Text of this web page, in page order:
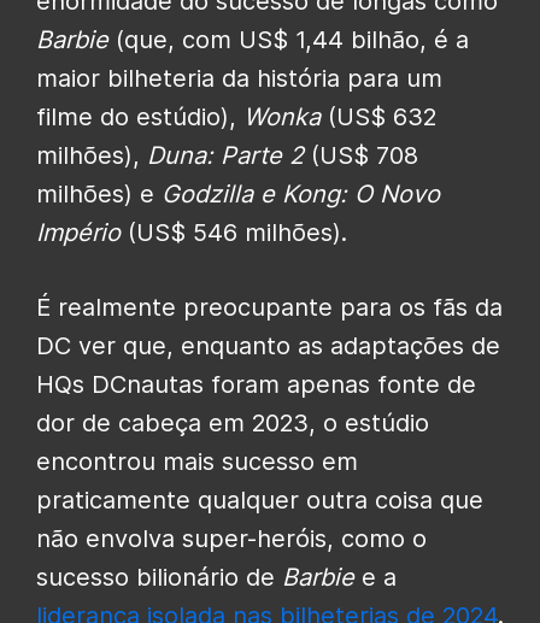
Barbie(que, com US$ 1,44 bilhão, é a
maior bilheteria da história para um
filme do estúdio), Wonka(US$ 632
milhões), Duna: Parte 2(US$ 708
milhões) e Godzilla e Kong: O Novo
Império(US$ 546 milhões).
É realmente preocupante para os fãs da
DC ver que, enquanto as adaptações de
HQs DCnautas foram apenas fonte de
dor de cabeça em 2023, o estúdio
encontrou mais sucesso em
praticamente qualquer outra coisa que
não envolva super-heróis, como o
sucesso bilionário de Barbiee a
liderança isolada nas bilheterias de 2024.